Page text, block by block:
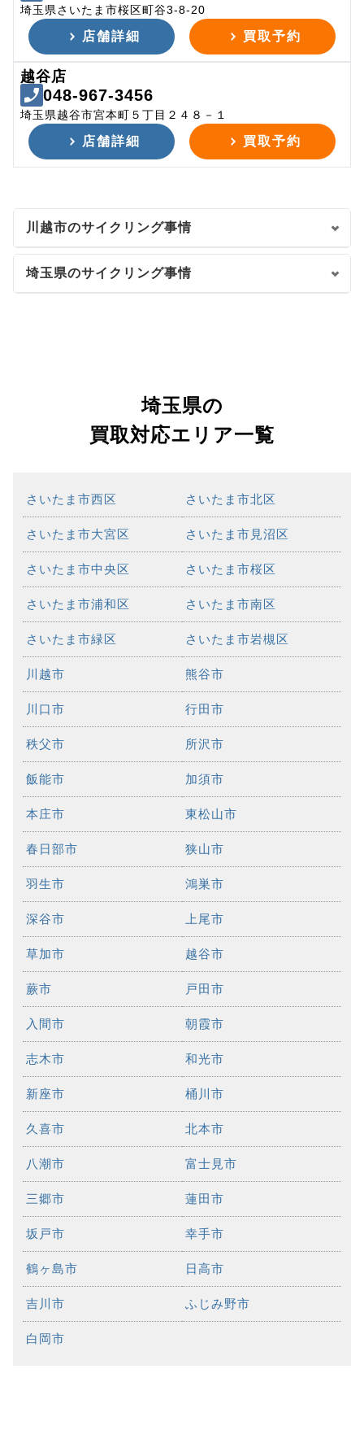
埼玉県さいたま市桜区町谷3-8-20
店舗詳細 買取予約
越谷店
048-967-3456
埼玉県越谷市宮本町５丁目２４８－１
店舗詳細 買取予約
川越市のサイクリング事情
埼玉県のサイクリング事情
埼玉県の
買取対応エリア一覧
さいたま市西区 さいたま市北区
さいたま市大宮区 さいたま市見沼区
さいたま市中央区 さいたま市桜区
さいたま市浦和区 さいたま市南区
さいたま市緑区 さいたま市岩槻区
川越市 熊谷市
川口市 行田市
秩父市 所沢市
飯能市 加須市
本庄市 東松山市
春日部市 狭山市
羽生市 鴻巣市
深谷市 上尾市
草加市 越谷市
蕨市 戸田市
入間市 朝霞市
志木市 和光市
新座市 桶川市
久喜市 北本市
八潮市 富士見市
三郷市 蓮田市
坂戸市 幸手市
鶴ヶ島市 日高市
吉川市 ふじみ野市
白岡市